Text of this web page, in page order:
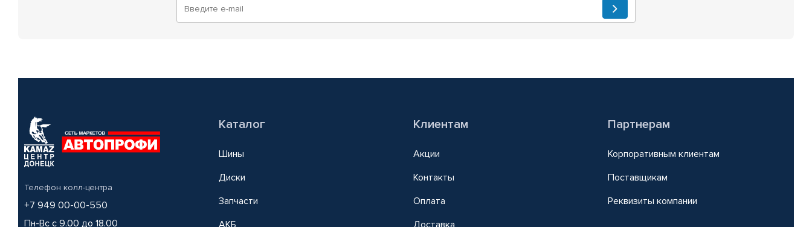
Телефон колл-центра
+7 949 00-00-550
Пн-Вс с 9.00 до 18.00
Каталог
Шины
Диски
Запчасти
АКБ
Клиентам
Акции
Контакты
Оплата
Доставка
Партнерам
Корпоративным клиентам
Поставщикам
Реквизиты компании